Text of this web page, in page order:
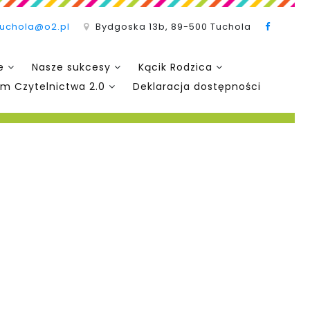
Bydgoska 13b, 89-500 Tuchola
Nasze sukcesy
Kącik Rodzica
Czytelnictwa 2.0 Deklaracja dostępności